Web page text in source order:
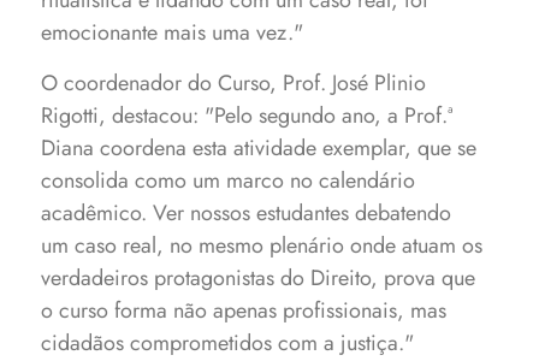
emocionante mais uma vez."
O coordenador do Curso, Prof. José Plinio
Rigotti, destacou: "Pelo segundo ano, a Prof.ª
Diana coordena esta atividade exemplar, que se
consolida como um marco no calendário
acadêmico. Ver nossos estudantes debatendo
um caso real, no mesmo plenário onde atuam os
verdadeiros protagonistas do Direito, prova que
o curso forma não apenas profissionais, mas
cidadãos comprometidos com a justiça."